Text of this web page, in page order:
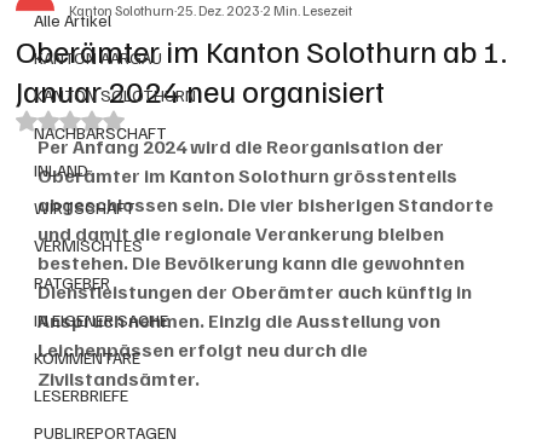
Alle Artikel
KANTON AARGAU
KANTON SOLOTHURN
NACHBARSCHAFT
INLAND
WIRTSCHAFT
VERMISCHTES
RATGEBER
IN EIGENER SACHE
KOMMENTARE
LESERBRIEFE
PUBLIREPORTAGEN
Oberämter im Kanton Solothurn ab 1.
Januar 2024 neu organisiert
Kanton Solothurn25. Dez. 20232 Min. Lesezeit
Mit NaN von 5 Sternen bewertet.
Per Anfang 2024 wird die Reorganisation der
Oberämter im Kanton Solothurn grösstenteils
abgeschlossen sein. Die vier bisherigen Standorte
und damit die regionale Verankerung bleiben
bestehen. Die Bevölkerung kann die gewohnten
Dienstleistungen der Oberämter auch künftig in
Anspruch nehmen. Einzig die Ausstellung von
Leichenpässen erfolgt neu durch die
Zivilstandsämter.